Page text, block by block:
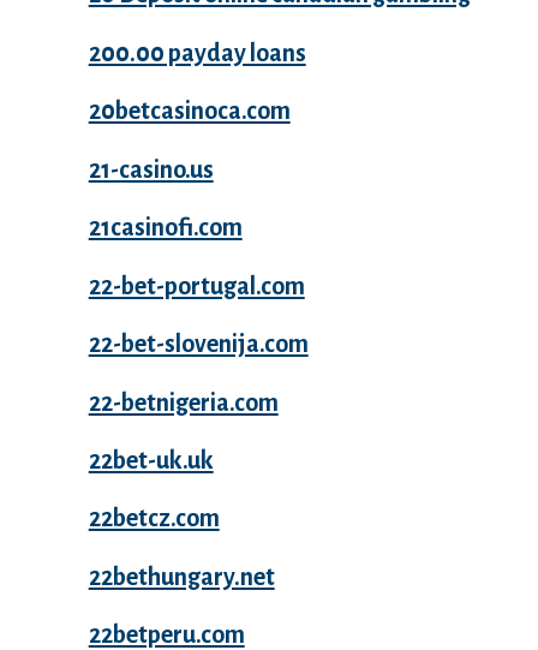
200.00 payday loans
20betcasinoca.com
21-casino.us
21casinofi.com
22-bet-portugal.com
22-bet-slovenija.com
22-betnigeria.com
22bet-uk.uk
22betcz.com
22bethungary.net
22betperu.com